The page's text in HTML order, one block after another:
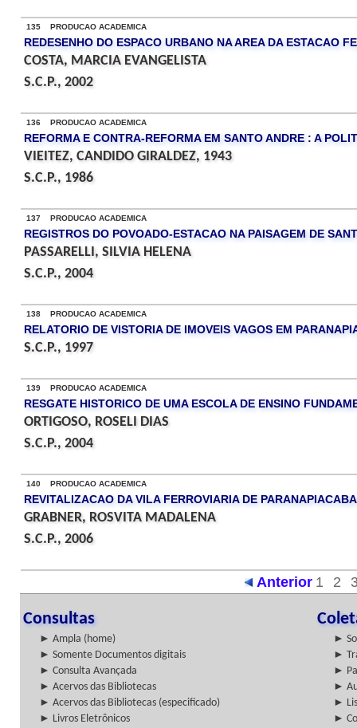
135 PRODUCAO ACADEMICA
REDESENHO DO ESPACO URBANO NA AREA DA ESTACAO
COSTA, MARCIA EVANGELISTA
S.C.P., 2002
136 PRODUCAO ACADEMICA
REFORMA E CONTRA-REFORMA EM SANTO ANDRE : A
VIEITEZ, CANDIDO GIRALDEZ, 1943
S.C.P., 1986
137 PRODUCAO ACADEMICA
REGISTROS DO POVOADO-ESTACAO NA PAISAGEM DE
PASSARELLI, SILVIA HELENA
S.C.P., 2004
138 PRODUCAO ACADEMICA
RELATORIO DE VISTORIA DE IMOVEIS VAGOS EM
S.C.P., 1997
139 PRODUCAO ACADEMICA
RESGATE HISTORICO DE UMA ESCOLA DE ENSINO
ORTIGOSO, ROSELI DIAS
S.C.P., 2004
140 PRODUCAO ACADEMICA
REVITALIZACAO DA VILA FERROVIARIA DE
GRABNER, ROSVITA MADALENA
S.C.P., 2006
Anterior 1 2
Consultas
► Ampla (home)
►
► Somente Documentos digitais
►
► Consulta Avançada
►
► Acervos das Bibliotecas
►
► Acervos das Bibliotecas (especificado)
►
► Livros Eletrônicos
►